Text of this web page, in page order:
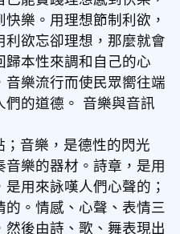
樂。用理想節制利欲，
欲忘卻理想，那麼就會
本性來調和自己的心
樂流行而使民眾嚮往端
們的道德。 音樂與音訊
音樂，是德性的閃光
樂的器材。詩章，是用
用來詠嘆人們心聲的；
。情感、心聲、表情三
後由詩、歌、舞表現出